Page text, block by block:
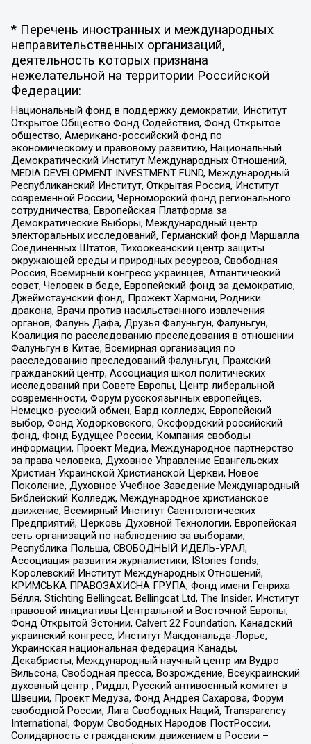
* Перечень иностранных и международных
неправительственных организаций,
деятельность которых признана
нежелательной на территории Российской
Федерации:
Национальный фонд в поддержку демократии, Институт
Открытое Общество Фонд Содействия, Фонд Открытое
общество, Американо-российский фонд по
экономическому и правовому развитию, Национальный
Демократический Институт Международных Отношений,
MEDIA DEVELOPMENT INVESTMENT FUND, Международный
Республиканский Институт, Открытая Россия, Институт
современной России, Черноморский фонд регионального
сотрудничества, Европейская Платформа за
Демократические Выборы, Международный центр
электоральных исследований, Германский фонд Маршалла
Соединенных Штатов, Тихоокеанский центр защиты
окружающей среды и природных ресурсов, Свободная
Россия, Всемирный конгресс украинцев, Атлантический
совет, Человек в беде, Европейский фонд за демократию,
Джеймстаунский фонд, Прожект Хармони, Родники
дракона, Врачи против насильственного извлечения
органов, Фалунь Дафа, Друзья Фалуньгун, Фалуньгун,
Коалиция по расследованию преследования в отношении
Фалуньгун в Китае, Всемирная организация по
расследованию преследований Фалуньгун, Пражский
гражданский центр, Ассоциация школ политических
исследований при Совете Европы, Центр либеральной
современности, Форум русскоязычных европейцев,
Немецко-русский обмен, Бард колледж, Европейский
выбор, Фонд Ходорковского, Оксфордский российский
фонд, Фонд Будущее России, Компания свободы
информации, Проект Медиа, Международное партнерство
за права человека, Духовное Управление Евангельских
Христиан Украинской Христианской Церкви, Новое
Поколение, Духовное Учебное Заведение Международный
Библейский Колледж, Международное христианское
движение, Всемирный Институт Саентологических
Предприятий, Церковь Духовной Технологии, Европейская
сеть организаций по наблюдению за выборами,
Республика Польша, СВОБОДНЫЙ ИДЕЛЬ-УРАЛ,
Ассоциация развития журналистики, IStories fonds,
Королевский Институт Международных Отношений,
КРИМСЬКА ПРАВОЗАХИСНА ГРУПА, Фонд имени Генриха
Бёлля, Stichting Bellingcat, Bellingcat Ltd, The Insider, Институт
правовой инициативы Центральной и Восточной Европы,
Фонд Открытой Эстонии, Calvert 22 Foundation, Канадский
украинский конгресс, Институт Макдональда-Лорье,
Украинская национальная федерация Канады,
Декабристы, Международный научный центр им Вудро
Вильсона, Свободная пресса, Возрождение, Всеукраинский
духовный центр , Риддл, Русский антивоенный комитет в
Швеции, Проект Медуза, Фонд Андрея Сахарова, Форум
свободной России, Лига Свободных Наций, Transparеncy
International, Форум Свободных Народов ПостРоссии,
Солидарность с гражданским движением в России –